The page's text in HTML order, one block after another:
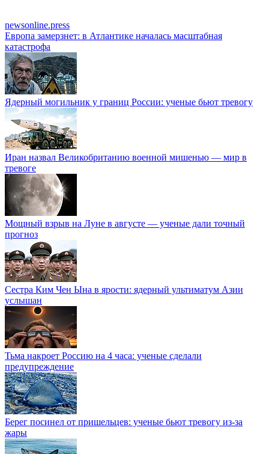
newsonline.press
Европа замерзнет: в Атлантике началась масштабная
катастрофа
Ядерный могильник у границ России: ученые бьют тревогу
Иран назвал Великобританию военной мишенью — мир в
тревоге
Мощный взрыв на Луне в августе — ученые дали точный
прогноз
Сестра Ким Чен Ына в ярости: ядерный ультиматум Азии
услышан
Тьма накроет Россию на 4 часа: ученые сделали
предупреждение
Берег посинел от пришельцев: ученые бьют тревогу из-за
жары